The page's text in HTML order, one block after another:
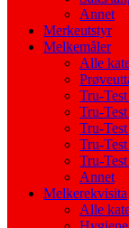
Annet
Merkeutstyr
Melkemåler
Alle
Tru-
Tru-
Tru-
Tru-
Tru-
Annet
Melkerekvisita
Alle